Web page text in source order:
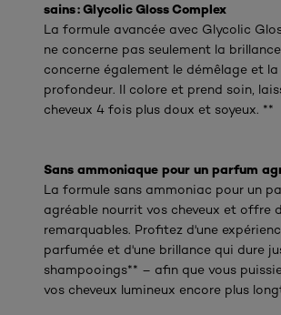
sains : Glycolic Gloss Complex
La formule avancée avec Glycolic
ne concerne pas seulement la
concerne également le démêlage et
profondeur. Il colore et prend soin,
cheveux 4 fois plus doux et soyeux. **
Sans ammoniaque pour un parfum
La formule sans ammoniac pour un
agréable nourrit vos cheveux et offre
remarquables. Profitez d'une
parfumée et d'une brillance qui dure
shampooings** – afin que vous
vos cheveux lumineux encore plus